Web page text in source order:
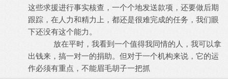
这些求援进行事实核查，一个个地发送款项，还要做后期
跟踪，在人力和精力上，都还是很难完成的任务，我们眼
下还没有这个能力。
放在平时，我看到一个值得我同情的人，我可以拿
出钱来，搞一对一的捐助。但对于一个机构来说，它的运
作必须有重点，不能眉毛胡子一把抓